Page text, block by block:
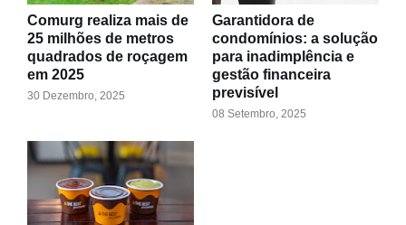
Comurg realiza mais de
25 milhões de metros
quadrados de roçagem
em 2025
30 Dezembro, 2025
Garantidora de
condomínios: a solução
para inadimplência e
gestão financeira
previsível
08 Setembro, 2025